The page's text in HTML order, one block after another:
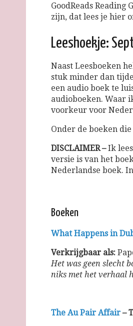
GoodReads Reading
zijn, dat lees je hier
Leeshoekje:
Naast Leesboeken
stuk minder dan
een audio boek te
audioboeken. Waar
voorkeur voor
Onder de boeken
DISCLAIMER –Ik lees
versie is van het
Nederlandse boek.
Boeken
What Happens in
Verkrijgbaar als:
Het was geen slecht
niks met het verhaal
The Au Pair Affair –